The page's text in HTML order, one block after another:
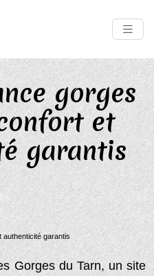
gorges
et
garantis
garantis
Gorges du Tarn, un site